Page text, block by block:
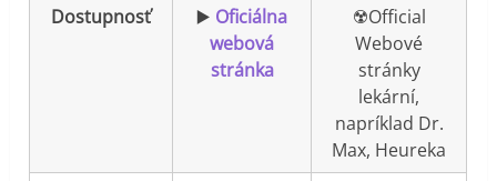
Dostupnosť
▶️ Oficiálna
webová
stránka
☢️Official
Webové
stránky
lekární,
napríklad Dr.
Max, Heureka